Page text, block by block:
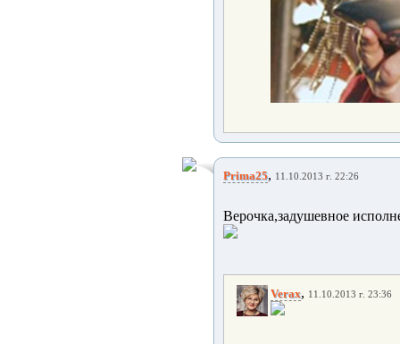
Prima25, 11.10.2013 г. 22:26
Верочка,задушевное
Verax, 11.10.2013 г. 23:36